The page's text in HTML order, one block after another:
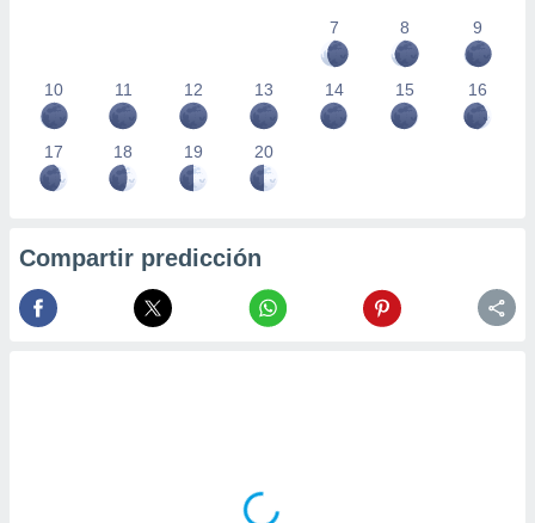
7
8 9
10 11 12 13 14 15 16
17 18 19 20
Compartir predicción